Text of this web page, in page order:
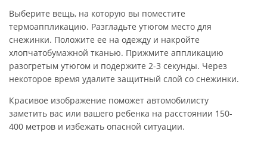
Выберите вещь, на которую вы поместите
термоаппликацию. Разгладьте утюгом место для
снежинки. Положите ее на одежду и накройте
хлопчатобумажной тканью. Прижмите аппликацию
разогретым утюгом и подержите 2-3 секунды. Через
некоторое время удалите защитный слой со снежинки.
Красивое изображение поможет автомобилисту
заметить вас или вашего ребенка на расстоянии 150-
400 метров и избежать опасной ситуации.